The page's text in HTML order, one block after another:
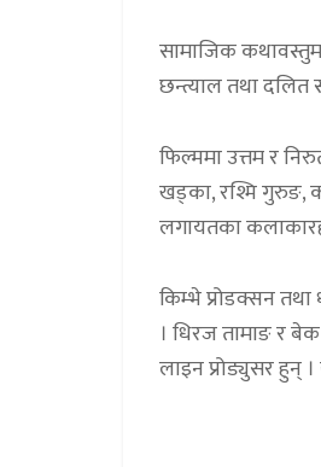
सामाजिक
छन्त्याल तथा दलित
फिल्ममा उत्तम र
खड्का, रश्मि गुरुङ,
लगायतका
किम्भे प्रोडक्सन तथा
। धिरज तामाङ र बेक
लाइन प्रोड्युसर